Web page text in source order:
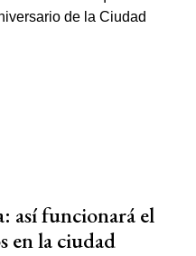
así funcionará el
en la ciudad